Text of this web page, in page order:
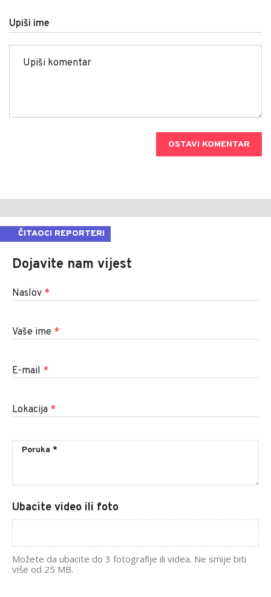
Upiši ime
OSTAVI KOMENTAR
ČITAOCI REPORTERI
Dojavite nam vijest
Naslov *
Vaše ime *
E-mail *
Lokacija *
Ubacite video ili foto
Možete da ubacite do 3 fotografije ili videa. Ne smije biti
više od 25 MB.